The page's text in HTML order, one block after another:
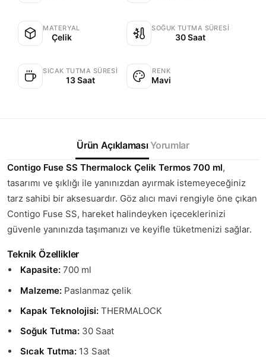
MATERYAL
Çelik
SOĞUK TUTMA SÜRESI
30 Saat
SICAK TUTMA SÜRESI
13 Saat
RENK
Mavi
Ürün Açıklaması Yorumlar
Contigo Fuse SS Thermalock Çelik Termos 700 ml,
tasarımı ve şıklığı ile yanınızdan ayırmak istemeyeceğiniz
tarz sahibi bir aksesuardır. Göz alıcı mavi rengiyle öne çıkan
Contigo Fuse SS, hareket halindeyken içeceklerinizi
güvenle yanınızda taşımanızı ve keyifle tüketmenizi sağlar.
Teknik Özellikler
Kapasite:700 ml
Malzeme:Paslanmaz çelik
Kapak Teknolojisi:THERMALOCK
Soğuk Tutma:30 Saat
Sıcak Tutma:13 Saat